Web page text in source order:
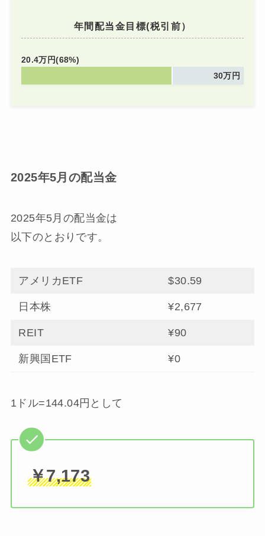
年間配当金目標(税引前）
20.4万円(68%)
30万円
2025年5月の配当金
2025年5月の配当金は
以下のとおりです。
アメリカETF $30.59
日本株 ¥2,677
REIT ¥90
新興国ETF ¥0
1ドル=144.04円として
￥7,173